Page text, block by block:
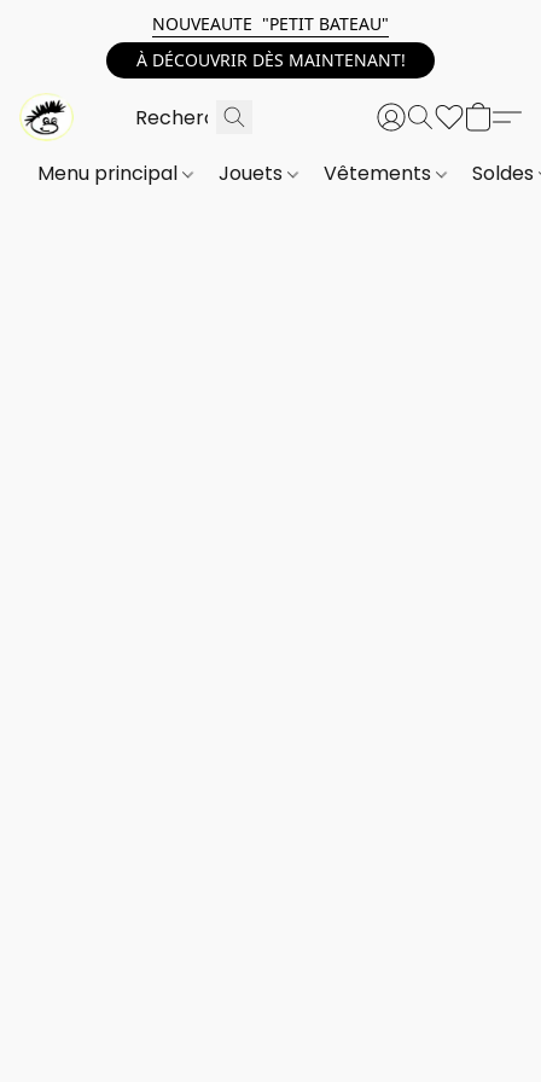
NOUVEAUTE "PETIT BATEAU"
À DÉCOUVRIR DÈS MAINTENANT!
Menu principal Jouets Vêtements Soldes